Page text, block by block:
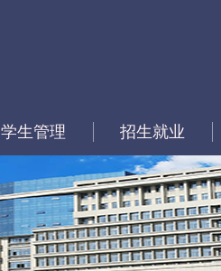
学生管理 招生就业